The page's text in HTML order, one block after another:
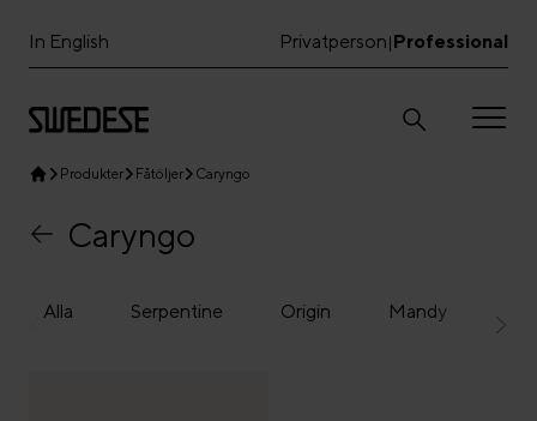
In English Professional
|
Privatperson
Produkter Fåtöljer Caryngo
Caryngo
Alla Serpentine Origin Mandy